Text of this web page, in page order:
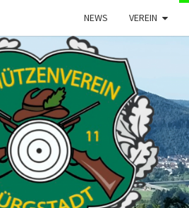
NEWS VEREIN